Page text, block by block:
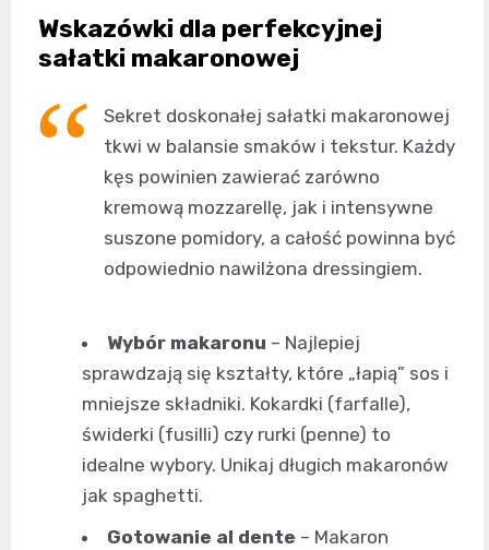
Wskazówki dla perfekcyjnej
sałatki makaronowej
Sekret doskonałej sałatki makaronowej
tkwi w balansie smaków i tekstur. Każdy
kęs powinien zawierać zarówno
kremową mozzarellę, jak i intensywne
suszone pomidory, a całość powinna być
odpowiednio nawilżona dressingiem.
Wybór makaronu – Najlepiej
sprawdzają się kształty, które „łapią” sos i
mniejsze składniki. Kokardki (farfalle),
świderki (fusilli) czy rurki (penne) to
idealne wybory. Unikaj długich makaronów
jak spaghetti.
Gotowanie al dente – Makaron